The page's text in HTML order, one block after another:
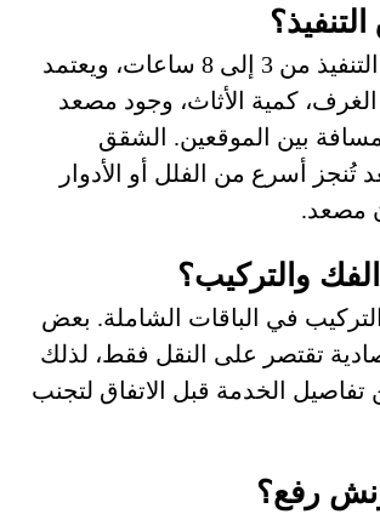
عادةً يستغرق التنفيذ من 3 إلى 8 ساعات، ويعتمد
كمية الأثاث، وجود مصعد
بين الموقعين. الشقق
تُنجز أسرع من الفلل أو الأدوار
مصعد.
والتركيب؟
في الباقات الشاملة. بعض
تقتصر على النقل فقط، لذلك
تفاصيل الخدمة قبل الاتفاق لتجنب
رفع؟